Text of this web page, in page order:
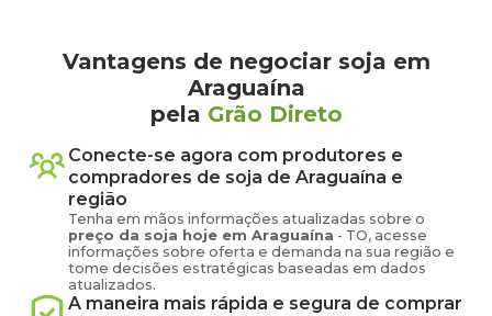
Vantagens de negociar soja em
Araguaína
pela Grão Direto
Conecte-se agora com produtores e
compradores de soja de Araguaína e
região
Tenha em mãos informações atualizadas sobre o
preço da soja hoje em Araguaína - TO, acesse
informações sobre oferta e demanda na sua região e
tome decisões estratégicas baseadas em dados
atualizados.
A maneira mais rápida e segura de comprar